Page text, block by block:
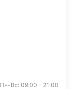
Пн-Вс: 09:00 - 21:00